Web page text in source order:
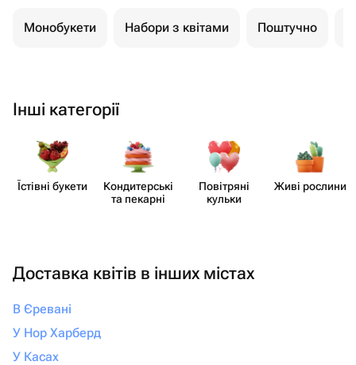
Монобукети Набори з квітами Поштучно
Інші категорії
Їстівні букети
Кондит​ерські
та пекарні
Повітряні
кульки
Живі рослини
Доставка квітів в інших містах
В Єревані
У Нор Харберд
У Касах